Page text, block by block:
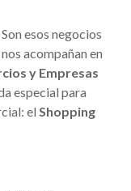
esos negocios
acompañan en
y Empresas
especial para
el Shopping